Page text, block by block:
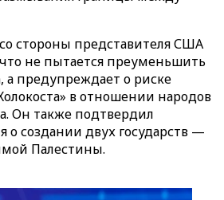
стороны представителя США
не пытается преуменьшить
а предупреждает о риске
в отношении народов
Он также подтвердил
создании двух государств —
Палестины.